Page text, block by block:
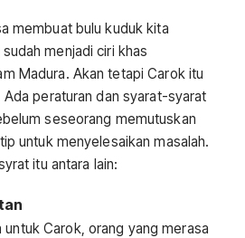
membuat bulu kuduk kita
menjadi ciri khas
Madura. Akan tetapi Carok itu
peraturan dan syarat-syarat
seseorang memutuskan
untuk menyelesaikan masalah.
itu antara lain:
Carok, orang yang merasa